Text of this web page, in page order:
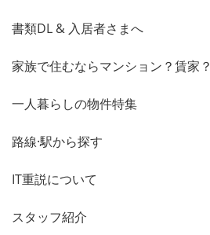
書類DL & 入居者さまへ
家族で住むならマンション？賃家？
一人暮らしの物件特集
路線·駅から探す
IT重説について
スタッフ紹介